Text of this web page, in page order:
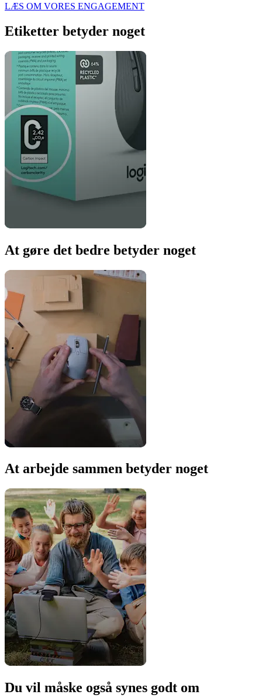
LÆS OM VORES ENGAGEMENT
Etiketter betyder noget
At gøre det bedre betyder noget
At arbejde sammen betyder noget
Du vil måske også synes godt om